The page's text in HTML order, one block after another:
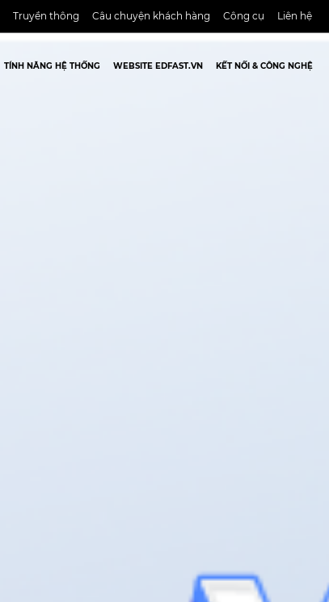
Truyền thông Câu chuyện khách hàng Công cụ Liên hệ
TÍNH NĂNG HỆ THỐNG WEBSITE EDFAST.VN KẾT NỐI & CÔNG NGHỆ